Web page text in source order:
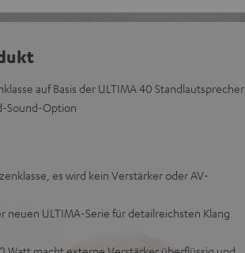
auf Basis der ULTIMA 40 Standlautsprecher
Sound-Option
es wird kein Verstärker oder AV-
neuen ULTIMA-Serie für detailreichsten Klang